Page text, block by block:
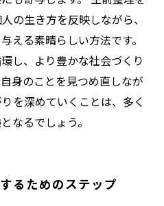
の生き方を反映しながら、
える素晴らしい方法です。
し、より豊かな社会づくり
身のことを見つめ直しなが
を深めていくことは、多く
なるでしょう。
るためのステップ